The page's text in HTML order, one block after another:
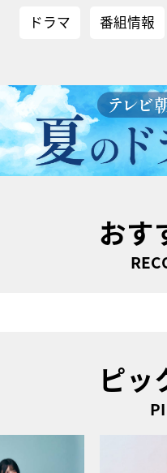
ドラマ 番組情報
おす
ピッ